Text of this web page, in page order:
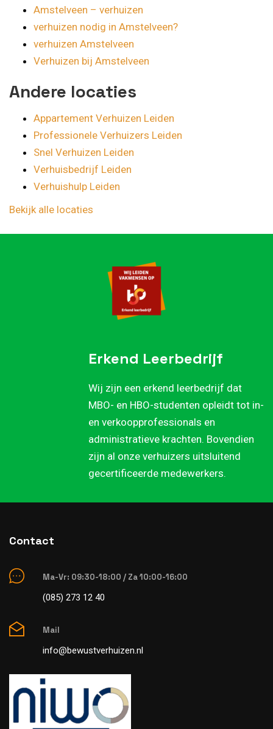
Amstelveen – verhuizen
verhuizen nodig in Amstelveen?
verhuizen Amstelveen
Verhuizen bij Amstelveen
Andere locaties
Appartement Verhuizen Leiden
Professionele Verhuizers Leiden
Snel Verhuizen Leiden
Verhuisbedrijf Leiden
Verhuishulp Leiden
Bekijk alle locaties
Erkend Leerbedrijf
Wij zijn een erkend leerbedrijf dat
MBO- en HBO-studenten opleidt tot in-
en verkoopprofessionals en
administratieve krachten. Bovendien
zijn al onze verhuizers uitsluitend
gecertificeerde medewerkers.
Contact
Ma-Vr: 09:30-18:00 / Za 10:00-16:00
(085) 273 12 40
Mail
info@bewustverhuizen.nl